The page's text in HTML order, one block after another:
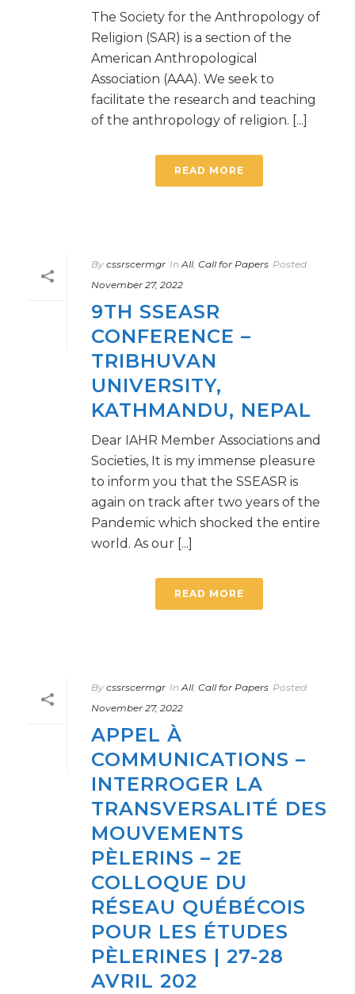
The Society for the Anthropology of
Religion (SAR) is a section of the
American Anthropological
Association (AAA). We seek to
facilitate the research and teaching
of the anthropology of religion. [...]
READ MORE
By cssrscermgr In All, Call for Papers Posted
November 27, 2022
9TH SSEASR
CONFERENCE –
TRIBHUVAN
UNIVERSITY,
KATHMANDU, NEPAL
Dear IAHR Member Associations and
Societies, It is my immense pleasure
to inform you that the SSEASR is
again on track after two years of the
Pandemic which shocked the entire
world. As our [...]
READ MORE
By cssrscermgr In All, Call for Papers Posted
November 27, 2022
APPEL À
COMMUNICATIONS –
INTERROGER LA
TRANSVERSALITÉ DES
MOUVEMENTS
PÈLERINS – 2E
COLLOQUE DU
RÉSEAU QUÉBÉCOIS
POUR LES ÉTUDES
PÈLERINES | 27-28
AVRIL 202